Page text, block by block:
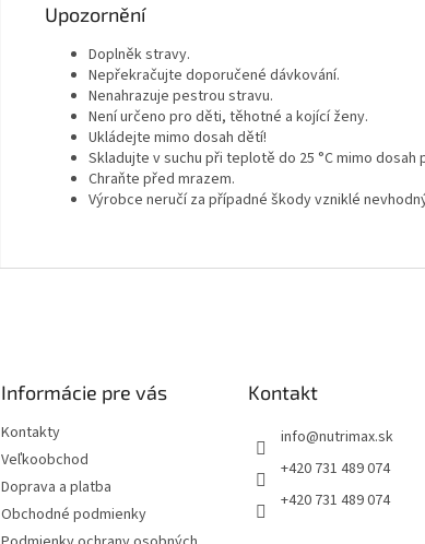
Upozornění
Doplněk stravy.
Nepřekračujte doporučené dávkování.
Nenahrazuje pestrou stravu.
Není určeno pro děti, těhotné a kojící ženy.
Ukládejte mimo dosah dětí!
Skladujte v suchu při teplotě do 25 °C mimo dosah
Chraňte před mrazem.
Výrobce neručí za případné škody vzniklé
Informácie pre vás
Kontakty
Veľkoobchod
Doprava a platba
Obchodné podmienky
Kontakt
info@nutrimax.sk
+420 731 489 074
+420 731 489 074